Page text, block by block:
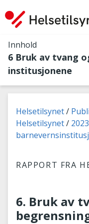
Innhold
6 Bruk av tvang
institusjonene
Du er her:
Helsetilsynet
Helsetilsynet
2023
RAPPORT FRA
6. Bruk av